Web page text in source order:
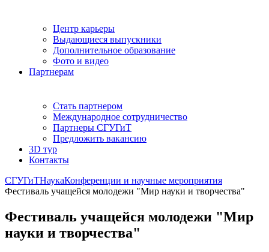
Центр карьеры
Выдающиеся выпускники
Дополнительное образование
Фото и видео
Партнерам
Стать партнером
Международное сотрудничество
Партнеры СГУГиТ
Предложить вакансию
3D тур
Контакты
СГУГиТНаукаКонференции и научные мероприятия
Фестиваль учащейся молодежи "Мир науки и творчества"
Фестиваль учащейся молодежи "Мир
науки и творчества"